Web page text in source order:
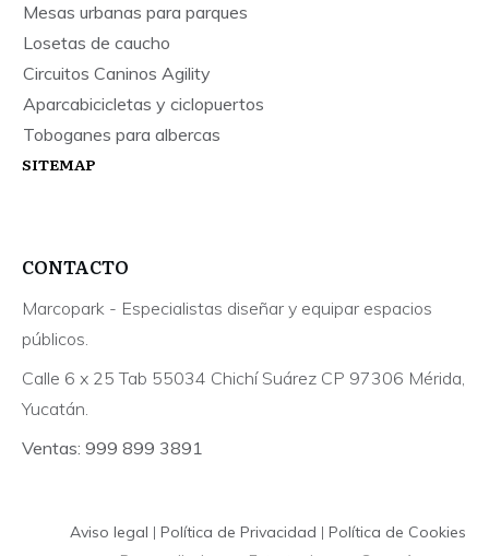
Mesas urbanas para parques
Losetas de caucho
Circuitos Caninos Agility
Aparcabicicletas y ciclopuertos
Toboganes para albercas
SITEMAP
CONTACTO
Marcopark - Especialistas diseñar y equipar espacios
públicos.
Calle 6 x 25 Tab 55034 Chichí Suárez CP 97306 Mérida,
Yucatán.
Ventas: 999 899 3891
Aviso legal | Política de Privacidad | Política de Cookies